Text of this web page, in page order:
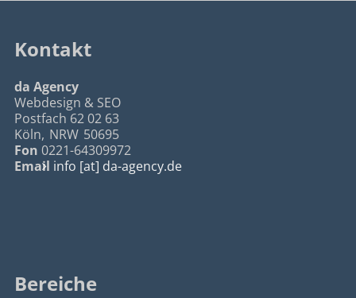
Kontakt
da Agency
Webdesign & SEO
Postfach 62 02 63
Köln, NRW 50695
Fon 0221-64309972
Email info [at] da-agency.de
Bereiche